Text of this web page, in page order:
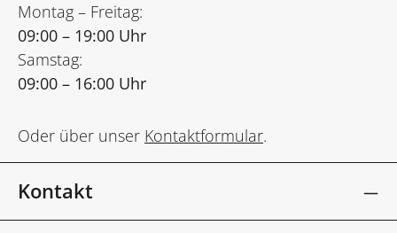
Montag – Freitag:
09:00 – 19:00 Uhr
Samstag:
09:00 – 16:00 Uhr
Oder über unser Kontaktformular.
Kontakt